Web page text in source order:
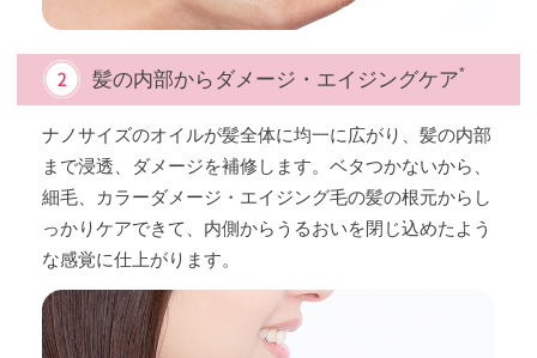
髪の内部からダメージ・エイジングケア*
ナノサイズのオイルが髪全体に均一に広がり、髪の内部
まで浸透、ダメージを補修します。ベタつかないから、
細毛、カラーダメージ・エイジング毛の髪の根元からし
っかりケアできて、内側からうるおいを閉じ込めたよう
な感覚に仕上がります。